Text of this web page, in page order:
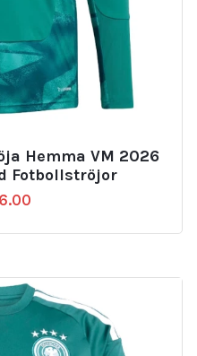
Hemma VM 2026
Fotbollströjor